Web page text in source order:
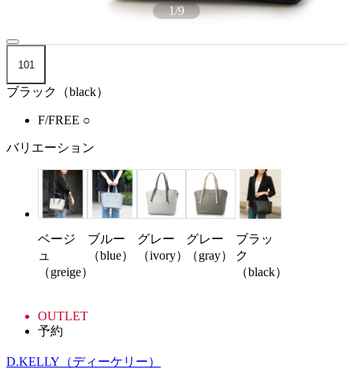
1/9
101
ブラック（black）
F/FREE ○
バリエーション
ベージ
ュ
（greige）
ブルー
（blue）
グレー
（ivory）
グレー
（gray）
ブラッ
ク
（black）
OUTLET
予約
D.KELLY （ディーケリー）